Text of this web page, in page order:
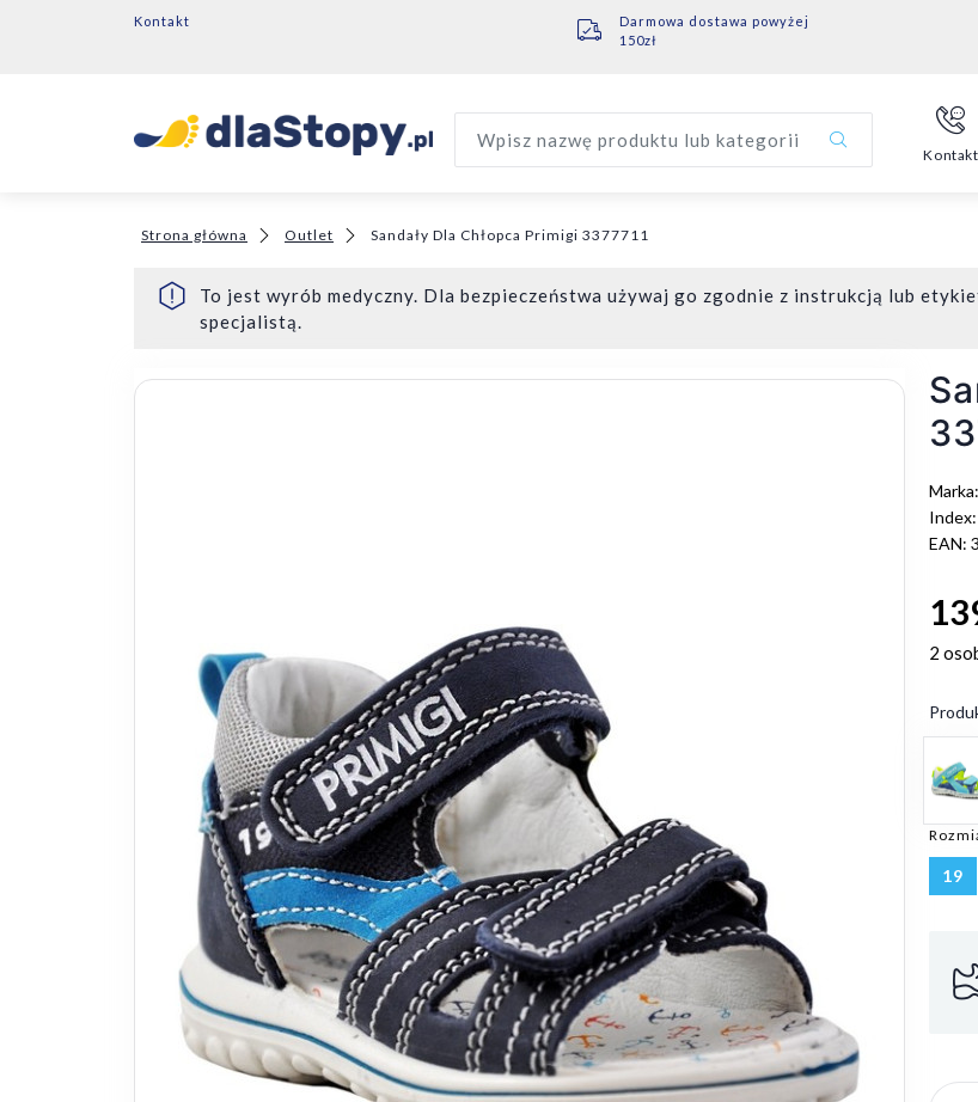
Kontakt
Darmowa dostawa powyżej
150zł
Wpisz nazwę produktu lub kategorii
Kontakt
Strona główna Outlet Sandały Dla Chłopca Primigi 3377711
To jest wyrób medyczny. Dla bezpieczeństwa używaj go zgodnie z instrukcją lub
specjalistą.
Marka:
EAN:
2
19